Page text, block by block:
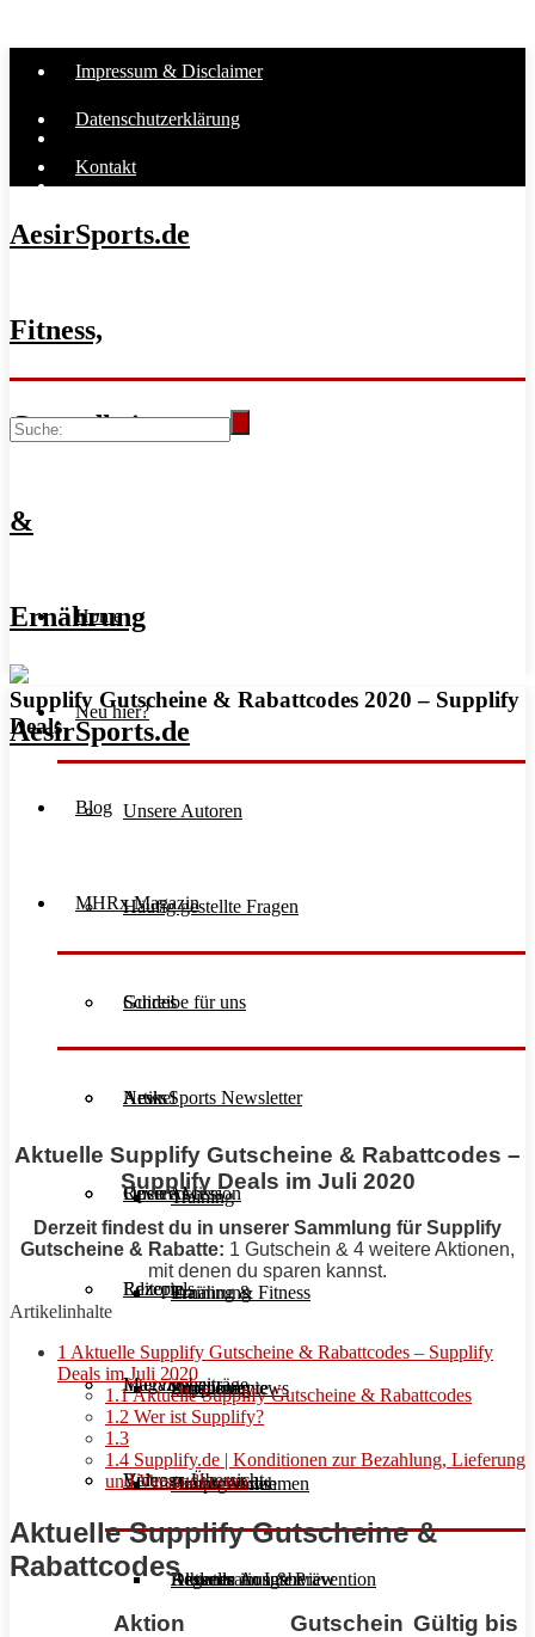
Impressum & Disclaimer
Datenschutzerklärung
Kontakt
AesirSports.de
Fitness,
Gesundheit
&
Ernährung
Home
Unsere Autoren
Häufig gestellte Fragen
Schreibe für uns
Aesir Sports Newsletter
Unsere Mission
Neu hier?
Blog
Guides
Training
Ernährung
Supplemente
Artikel
Training & Fitness
Ernährung
Diät & Abnehmen
Regeneration & Prävention
Reviews
Produktreviews
Buchreviews
Rezepte
Hauptgerichte
Desserts
Interviews
Athleten im Interview
Videos
MHRx Magazin
News
Open Access
Editorials
Magazinbeiträge
Aktuelle Ausgabe
Beitrags-Übersicht
Supplify Gutscheine & Rabattcodes 2020 – Supplify
Deals
Aktuelle Supplify Gutscheine & Rabattcodes –
Supplify Deals im Juli 2020
Derzeit findest du in unserer Sammlung für Supplify
Gutscheine & Rabatte: 1 Gutschein & 4 weitere Aktionen,
mit denen du sparen kannst.
Artikelinhalte
1 Aktuelle Supplify Gutscheine & Rabattcodes – Supplify
Deals im Juli 2020
1.1Aktuelle Supplify Gutscheine & Rabattcodes
1.2 Wer ist Supplify?
1.3
1.4 Supplify.de | Konditionen zur Bezahlung, Lieferung
und Versandkosten
Aktuelle Supplify Gutscheine &
Rabattcodes
Aktion Gutschein Gültig bis